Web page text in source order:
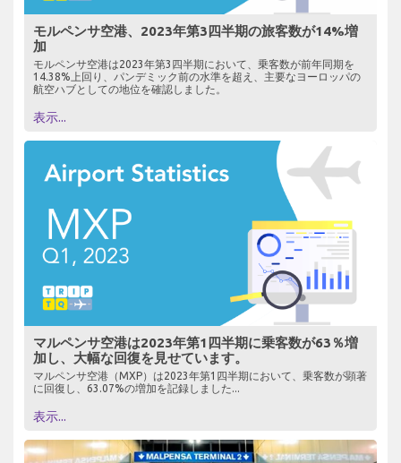
モルペンサ空港、2023年第3四半期の旅客数が14%増
加
モルペンサ空港は2023年第3四半期において、乗客数が前年同期を
14.38%上回り、パンデミック前の水準を超え、主要なヨーロッパの
航空ハブとしての地位を確認しました。
表示...
マルペンサ空港は2023年第1四半期に乗客数が63％増
加し、大幅な回復を見せています。
マルペンサ空港（MXP）は2023年第1四半期において、乗客数が顕著
に回復し、63.07%の増加を記録しました...
表示...